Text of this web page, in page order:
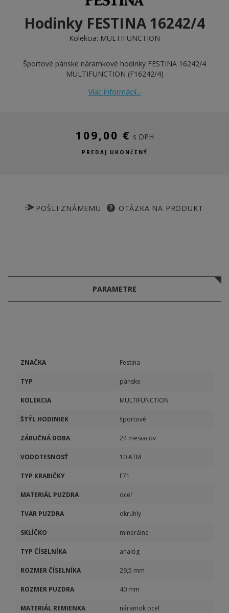
Hodinky FESTINA 16242/4
Kolekcia: MULTIFUNCTION
Športové pánske náramkové hodinky FESTINA 16242/4
MULTIFUNCTION (F16242/4)
Viac informácií...
109,00 € s DPH
PREDAJ UKONČENÝ
POŠLI ZNÁMEMU OTÁZKA NA PRODUKT
PARAMETRE
ZNAČKA Festina
TYP pánske
KOLEKCIA MULTIFUNCTION
ŠTÝL HODINIEK športové
ZÁRUČNÁ DOBA 24 mesiacov
VODOTESNOSŤ 10 ATM
TYP KRABIČKY F71
MATERIÁL PUZDRA oceľ
TVAR PUZDRA okrúhly
SKLÍČKO minerálne
TYP ČÍSELNÍKA analóg
ROZMER ČÍSELNÍKA 29,5 mm
ROZMER PUZDRA 40 mm
MATERIÁL REMIENKA náramok oceľ